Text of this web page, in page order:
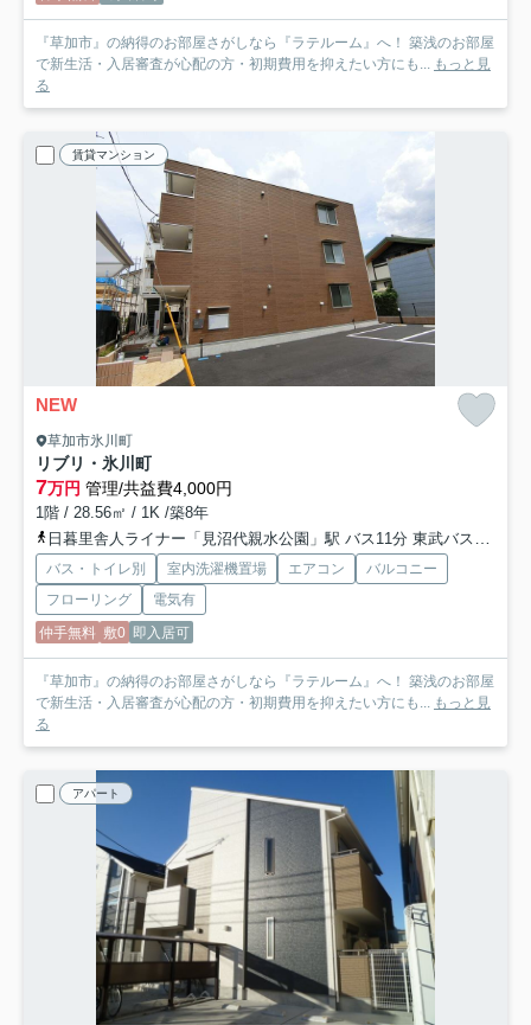
『草加市』の納得のお部屋さがしなら『ラテルーム』へ！ 築浅のお部屋
で新生活・入居審査が心配の方・初期費用を抑えたい方にも... もっと見
る
賃貸マンション
NEW
草加市氷川町
リブリ・氷川町
7万円 管理/共益費4,000円
1階 / 28.56㎡ / 1K /築8年
日暮里舎人ライナー「見沼代親水公園」駅 バス11分 東武バス「氷川町（草加市）」 停歩4分
バス・トイレ別 室内洗濯機置場 エアコン
バルコニー
フローリング
電気有
仲手無料 敷0 即入居可
『草加市』の納得のお部屋さがしなら『ラテルーム』へ！ 築浅のお部屋
で新生活・入居審査が心配の方・初期費用を抑えたい方にも... もっと見
る
アパート